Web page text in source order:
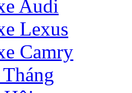
Audi
Lexus
Camry